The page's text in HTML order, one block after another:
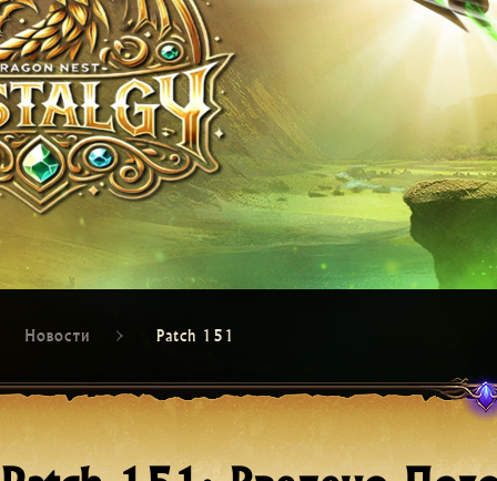
Новости Patch 151